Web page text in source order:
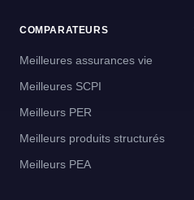
COMPARATEURS
Meilleures assurances vie
Meilleures SCPI
Meilleurs PER
Meilleurs produits structurés
Meilleurs PEA